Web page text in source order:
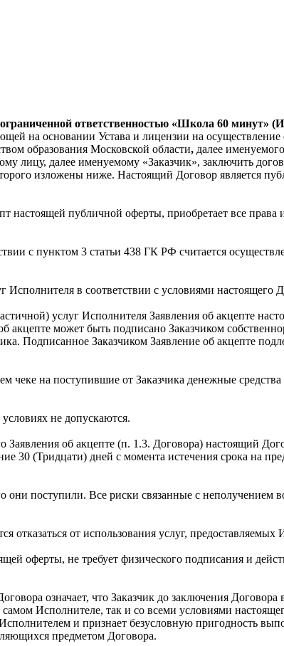
ответственностью «Школа 60 минут»
на основании Устава и лицензии на осуществление
образования Московской области, далее
лицу, далее именуемому «Заказчик», заключить
изложены ниже. Настоящий Договор является
публичной оферты, приобретает все права
с пунктом 3 статьи 438 ГК РФ считается
в соответствии с условиями настоящего
услуг Исполнителя Заявления об акцепте
может быть подписано Заказчиком
Подписанное Заказчиком Заявление об акцепте
чеке на поступившие от Заказчика денежные средства
не допускаются.
об акцепте (п. 1.3. Договора) настоящий
30 (Тридцати) дней с момента истечения срока на
они поступили. Все риски связанные с
от использования услуг, предоставляемых
оферты, не требует физического подписания и
означает, что Заказчик до заключения Договора
Исполнителе, так и со всеми условиями
и признает безусловную пригодность
предметом Договора.